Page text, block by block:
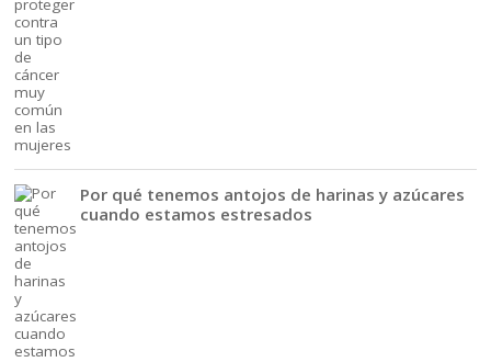
Por qué tenemos antojos de harinas y azúcares
cuando estamos estresados